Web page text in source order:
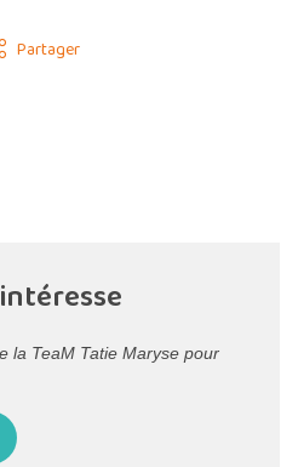
Partager
la TeaM Tatie Maryse pour